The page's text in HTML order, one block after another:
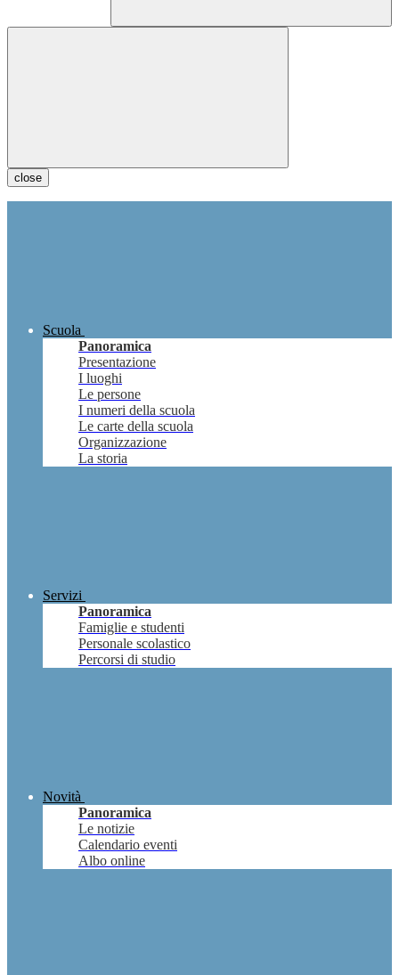
close
Scuola
Panoramica
Presentazione
I luoghi
Le persone
I numeri della scuola
Le carte della scuola
Organizzazione
La storia
Servizi
Panoramica
Famiglie e studenti
Personale scolastico
Percorsi di studio
Novità
Panoramica
Le notizie
Calendario eventi
Albo online